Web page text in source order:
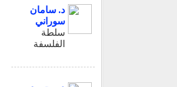
د. سامان
سوراني
سلطة
الفلسفة
مسبقات